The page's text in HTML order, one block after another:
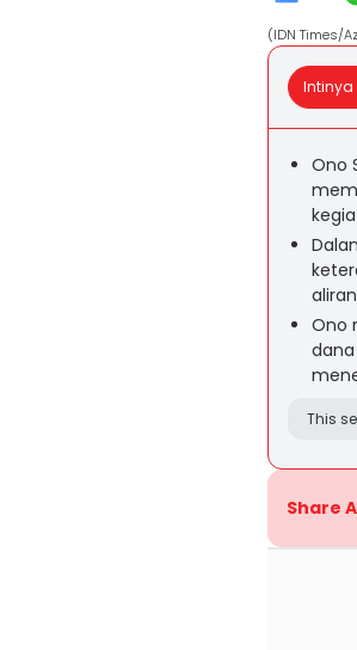
(IDN Times/
Intinya
Ono
Ono
This
Share